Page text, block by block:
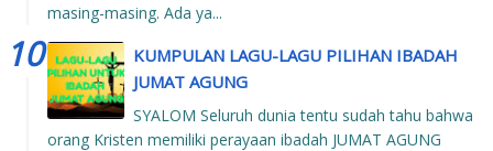
masing-masing. Ada ya...
KUMPULAN LAGU-LAGU PILIHAN IBADAH
JUMAT AGUNG
SYALOM Seluruh dunia tentu sudah tahu bahwa
orang Kristen memiliki perayaan ibadah JUMAT AGUNG